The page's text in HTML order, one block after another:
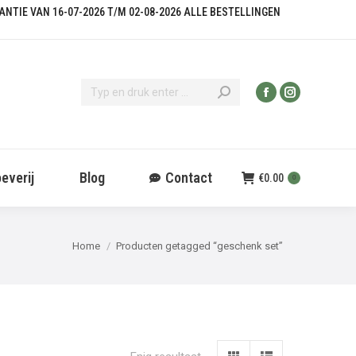
VAN 16-07-2026 T/M 02-08-2026 ALLE BESTELLINGEN
Blog Contact €0.00 0
Je bent hier:
Home Producten getagged “geschenk set”